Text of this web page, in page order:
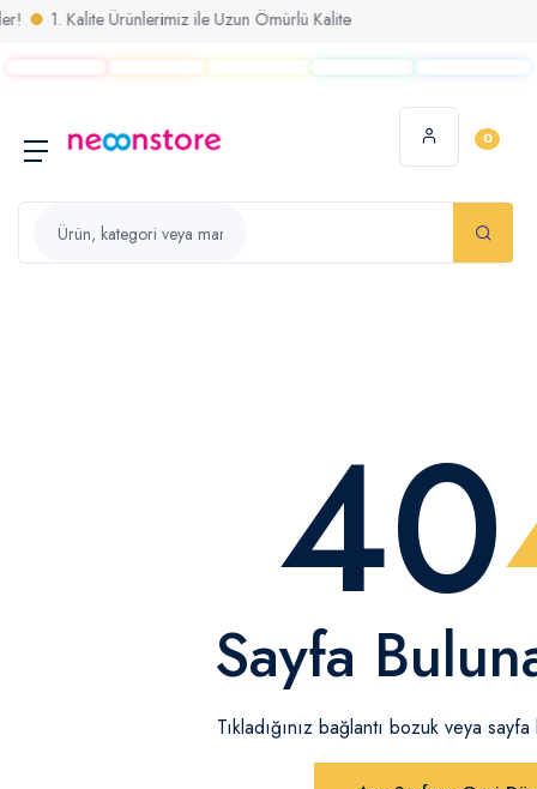
1. Kalite Ürünlerimiz ile Uzun Ömürlü Kalite
0
40
Sayfa
Tıkladığınız bağlantı bozuk veya sayfa